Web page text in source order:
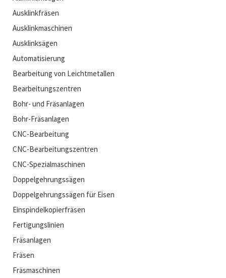
Ausklinkfräsen
Ausklinkmaschinen
Ausklinksägen
Automatisierung
Bearbeitung von Leichtmetallen
Bearbeitungszentren
Bohr- und Fräsanlagen
Bohr-Fräsanlagen
CNC-Bearbeitung
CNC-Bearbeitungszentren
CNC-Spezialmaschinen
Doppelgehrungssägen
Doppelgehrungssägen für Eisen
Einspindelkopierfräsen
Fertigungslinien
Fräsanlagen
Fräsen
Fräsmaschinen